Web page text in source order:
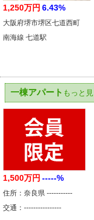
1,250万円 6.43%
大阪府堺市堺区七道西町
南海線 七道駅
一棟アパート もっと
1,500万円 -----%
住所：奈良県 -----------
交通：----------------